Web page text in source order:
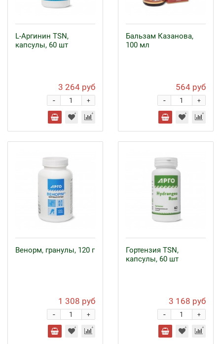
L-Аргинин TSN,
капсулы, 60 шт
3 264 руб
+
-
Бальзам Казанова,
100 мл
564 руб
+
-
Венорм, гранулы, 120 г
1 308 руб
+
-
Гортензия TSN,
капсулы, 60 шт
3 168 руб
+
-